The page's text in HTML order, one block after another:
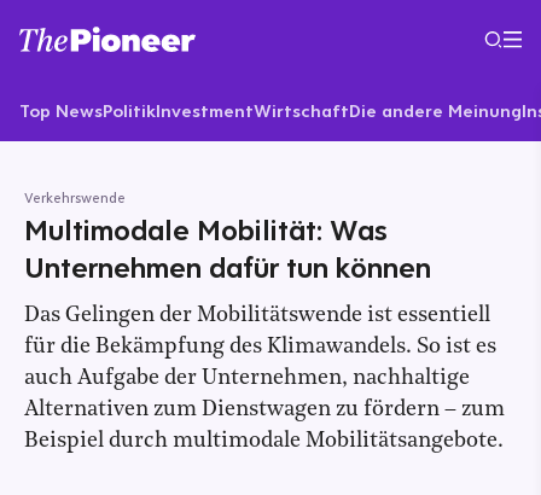
Top NewsPolitikInvestmentWirtschaftDie andere Meinung
Verkehrswende
Multimodale Mobilität: Was
Unternehmen dafür tun können
Das Gelingen der Mobilitätswende ist essentiell
für die Bekämpfung des Klimawandels. So ist es
auch Aufgabe der Unternehmen, nachhaltige
Alternativen zum Dienstwagen zu fördern – zum
Beispiel durch multimodale Mobilitätsangebote.